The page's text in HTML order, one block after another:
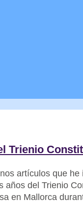
Trienio
artículos que he
años del Trienio
en Mallorca